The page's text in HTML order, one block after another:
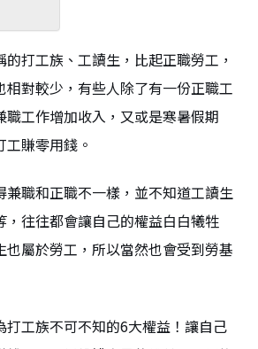
打工族、工讀生，比起正職勞工，
相對較少，有些人除了有一份正職工
職工作增加收入，又或是寒暑假期
賺零用錢。
兼職和正職不一樣，並不知道工讀生
，往往都會讓自己的權益白白犧牲
也屬於勞工，所以當然也會受到勞基
打工族不可不知的6大權益！讓自己